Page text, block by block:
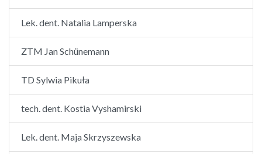
Lek. dent. Natalia Lamperska
ZTM Jan Schünemann
TD Sylwia Pikuła
tech. dent. Kostia Vyshamirski
Lek. dent. Maja Skrzyszewska